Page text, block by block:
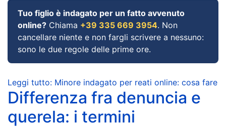
Tuo figlio è indagato per un fatto avvenuto
online? Chiama +39 335 669 3954. Non
cancellare niente e non fargli scrivere a nessuno:
sono le due regole delle prime ore.
Leggi tutto: Minore indagato per reati online: cosa fare
Differenza fra denuncia e
querela: i termini